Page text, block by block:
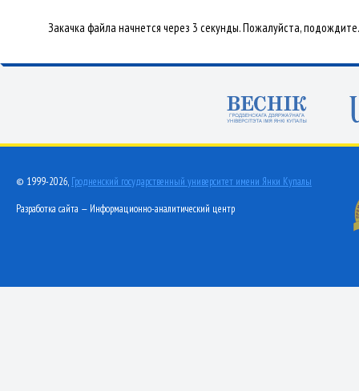
Закачка файла начнется через 3 секунды. Пожалуйста, подождите.
© 1999-2026, Гродненский государственный университет имени Янки Купалы
Разработка сайта — Информационно-аналитический центр